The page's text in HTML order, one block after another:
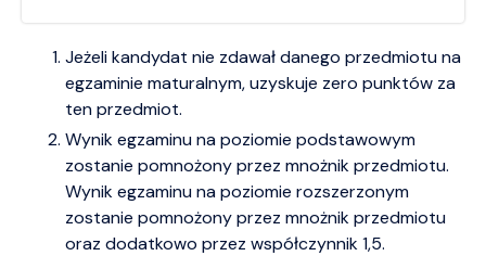
Jeżeli kandydat nie zdawał danego przedmiotu na
egzaminie maturalnym, uzyskuje zero punktów za
ten przedmiot.
Wynik egzaminu na poziomie podstawowym
zostanie pomnożony przez mnożnik przedmiotu.
Wynik egzaminu na poziomie rozszerzonym
zostanie pomnożony przez mnożnik przedmiotu
oraz dodatkowo przez współczynnik 1,5.